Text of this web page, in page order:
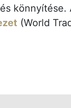
(World